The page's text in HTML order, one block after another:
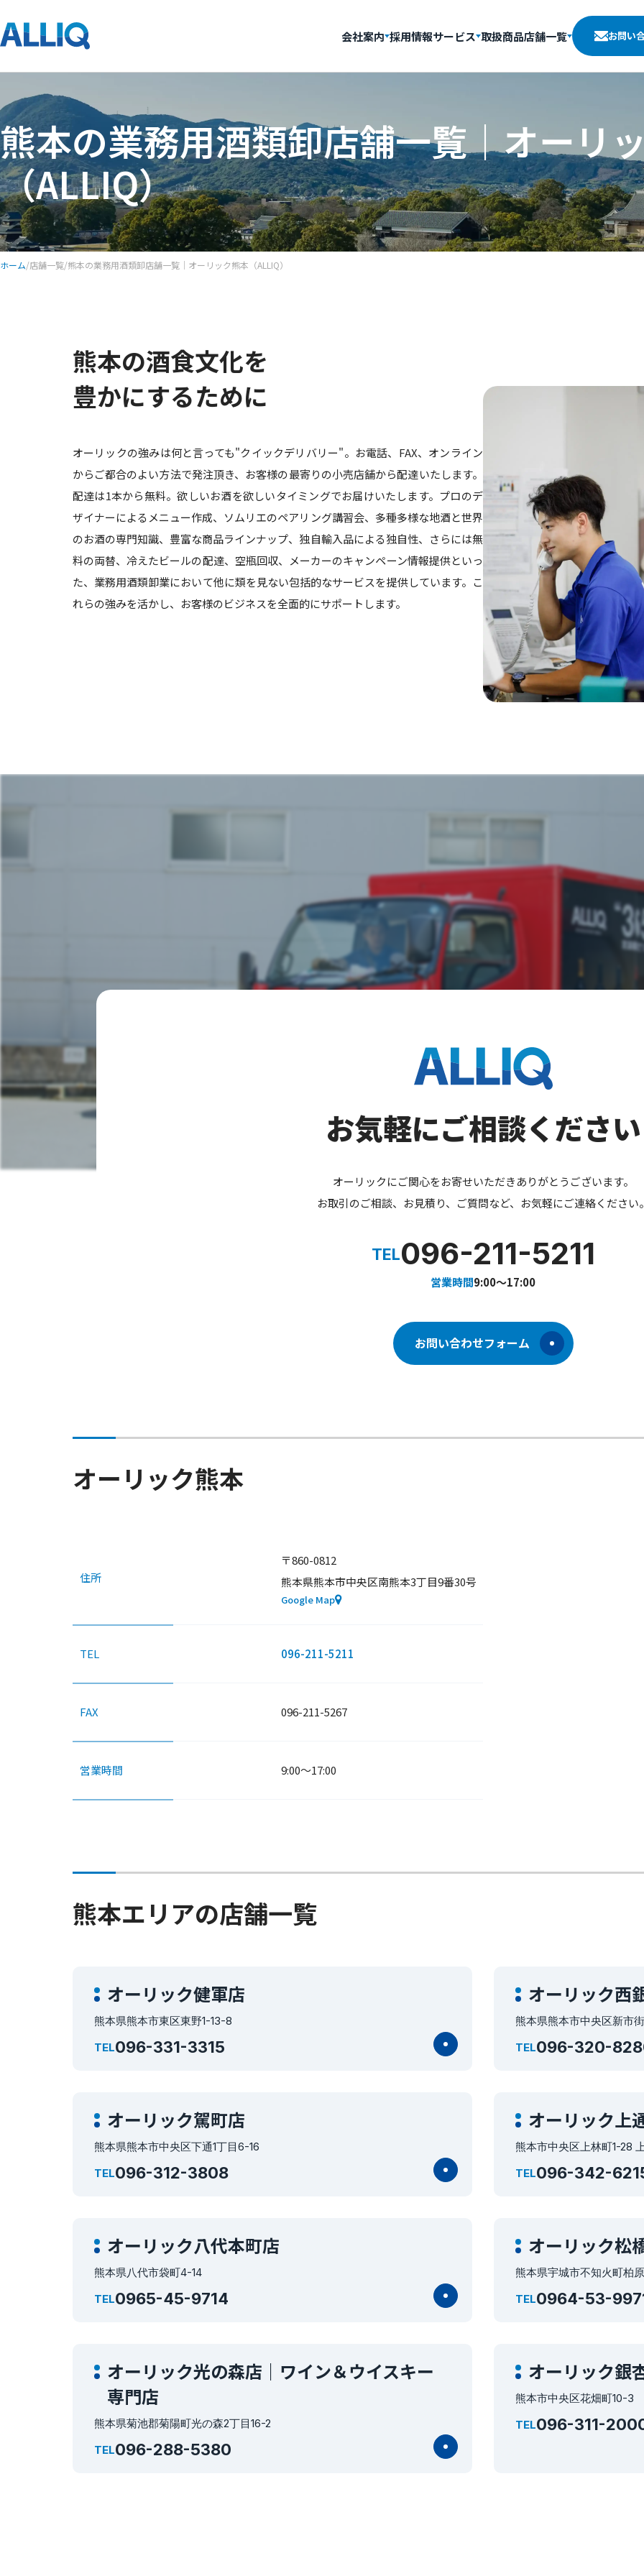
会社案内 採用情報サービス 取扱商品店舗一覧 お問い
熊本の業務用酒類卸店舗一覧｜オーリ
（ALLIQ）
ホーム/店舗一覧/熊本の業務用酒類卸店舗一覧｜オーリック熊本（ALLIQ）
熊本の酒食文化を
豊かにするために
オーリックの強みは何と言っても"クイックデリバリー"。お電話、FAX、オンライン
からご都合のよい方法で発注頂き、お客様の最寄りの小売店舗から配達いたします。
配達は1本から無料。欲しいお酒を欲しいタイミングでお届けいたします。プロのデ
ザイナーによるメニュー作成、ソムリエのペアリング講習会、多種多様な地酒と世界
のお酒の専門知識、豊富な商品ラインナップ、独自輸入品による独自性、さらには無
料の両替、冷えたビールの配達、空瓶回収、メーカーのキャンペーン情報提供といっ
た、業務用酒類卸業において他に類を見ない包括的なサービスを提供しています。こ
れらの強みを活かし、お客様のビジネスを全面的にサポートします。
お気軽にご相談ください
オーリックにご関心をお寄せいただきありがとうございます。
お取引のご相談、お見積り、ご質問など、お気軽にご連絡ください
TEL096-211-5211
営業時間9:00～17:00
お問い合わせフォーム
オーリック熊本
住所
〒860-0812
熊本県熊本市中央区南熊本3丁目9番30号
Google Map
TEL 096-211-5211
FAX 096-211-5267
営業時間 9:00～17:00
熊本エリアの店舗一覧
オーリック健軍店
熊本県熊本市東区東野1-13-8
TEL096-331-3315
オーリック西
熊本県熊本市中央区新市
TEL096-320-
オーリック駕町店
熊本県熊本市中央区下通1丁目6-16
TEL096-312-3808
オーリック上
熊本市中央区上林町1-28
TEL096-342-
オーリック八代本町店
熊本県八代市袋町4-14
TEL0965-45-9714
オーリック松
熊本県宇城市不知火町柏
TEL0964-53-
オーリック光の森店｜ワイン＆ウイスキー
専門店
熊本県菊池郡菊陽町光の森2丁目16-2
TEL096-288-5380
オーリック銀
熊本市中央区花畑町10-3
TEL096-311-